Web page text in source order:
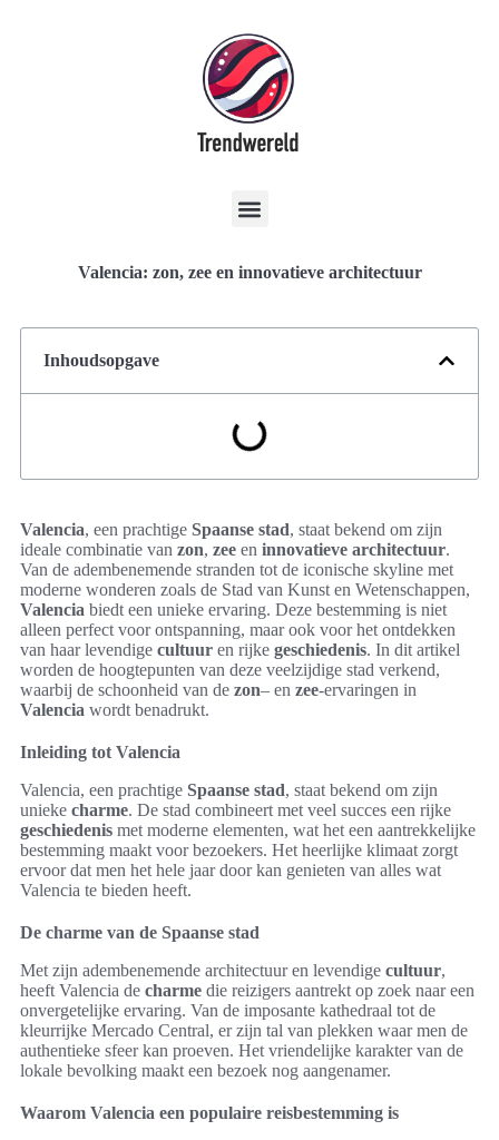
Valencia: zon, zee en innovatieve architectuur
Inhoudsopgave
Valencia, een prachtige Spaanse stad, staat bekend om zijn
ideale combinatie van zon, zee en innovatieve architectuur.
Van de adembenemende stranden tot de iconische skyline met
moderne wonderen zoals de Stad van Kunst en Wetenschappen,
Valencia biedt een unieke ervaring. Deze bestemming is niet
alleen perfect voor ontspanning, maar ook voor het ontdekken
van haar levendige cultuur en rijke geschiedenis. In dit artikel
worden de hoogtepunten van deze veelzijdige stad verkend,
waarbij de schoonheid van de zon– en zee-ervaringen in
Valencia wordt benadrukt.
Inleiding tot Valencia
Valencia, een prachtige Spaanse stad, staat bekend om zijn
unieke charme. De stad combineert met veel succes een rijke
geschiedenis met moderne elementen, wat het een aantrekkelijke
bestemming maakt voor bezoekers. Het heerlijke klimaat zorgt
ervoor dat men het hele jaar door kan genieten van alles wat
Valencia te bieden heeft.
De charme van de Spaanse stad
Met zijn adembenemende architectuur en levendige cultuur,
heeft Valencia de charme die reizigers aantrekt op zoek naar een
onvergetelijke ervaring. Van de imposante kathedraal tot de
kleurrijke Mercado Central, er zijn tal van plekken waar men de
authentieke sfeer kan proeven. Het vriendelijke karakter van de
lokale bevolking maakt een bezoek nog aangenamer.
Waarom Valencia een populaire reisbestemming is